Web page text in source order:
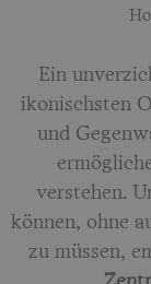
Ein
ikonischsten
und
verstehen.
können, ohne
zu müssen,